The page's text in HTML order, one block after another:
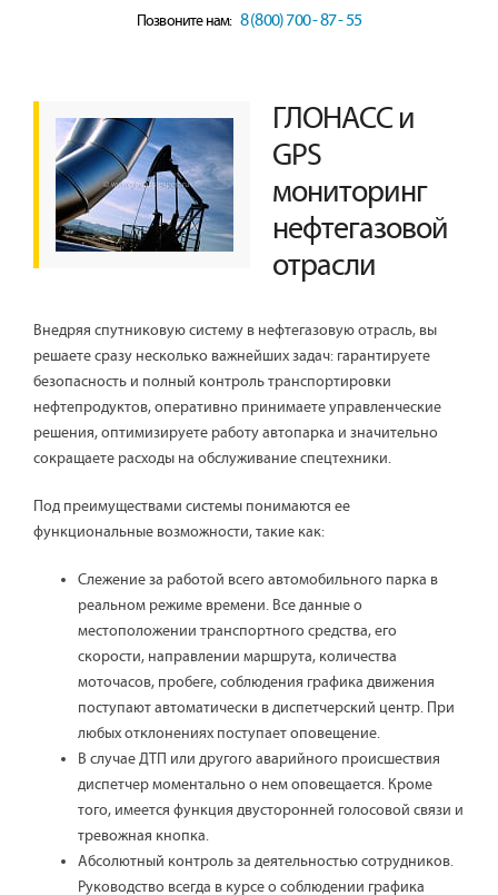
Позвоните нам: 8 (800) 700 - 87 - 55
ГЛОНАСС и
GPS
мониторинг
нефтегазовой
отрасли
Внедряя спутниковую систему в нефтегазовую отрасль, вы
решаете сразу несколько важнейших задач: гарантируете
безопасность и полный контроль транспортировки
нефтепродуктов, оперативно принимаете управленческие
решения, оптимизируете работу автопарка и значительно
сокращаете расходы на обслуживание спецтехники.
Под преимуществами системы понимаются ее
функциональные возможности, такие как:
Слежение за работой всего автомобильного парка в
реальном режиме времени. Все данные о
местоположении транспортного средства, его
скорости, направлении маршрута, количества
моточасов, пробеге, соблюдения графика движения
поступают автоматически в диспетчерский центр. При
любых отклонениях поступает оповещение.
В случае ДТП или другого аварийного происшествия
диспетчер моментально о нем оповещается. Кроме
того, имеется функция двусторонней голосовой связи и
тревожная кнопка.
Абсолютный контроль за деятельностью сотрудников.
Руководство всегда в курсе о соблюдении графика